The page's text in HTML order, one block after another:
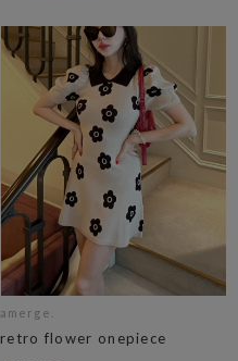
amerge.
retro flower onepiece